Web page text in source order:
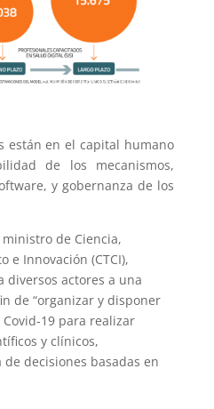
Foto: Diario Financiero
están en el capital humano
de los mecanismos,
y gobernanza de los
de Ciencia,
e Innovación (CTCI),
diversos actores a una
de “organizar y disponer
19 para realizar
y clínicos,
decisiones basadas en